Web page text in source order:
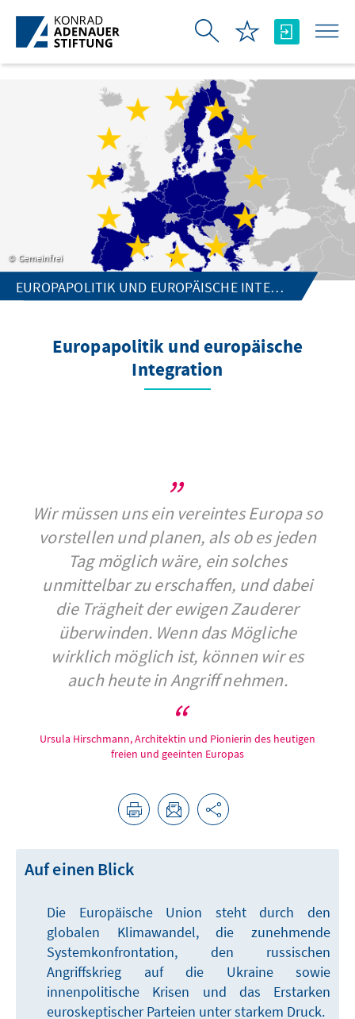
Skip to Main Content
Gemeinfrei
EUROPAPOLITIK UND EUROPÄISCHE INTEGRATION
Europapolitik und europäische
Integration
Wir müssen uns ein vereintes Europa so
vorstellen und planen, als ob es jeden
Tag möglich wäre, ein solches
unmittelbar zu erschaffen, und dabei
die Trägheit der ewigen Zauderer
überwinden. Wenn das Mögliche
wirklich möglich ist, können wir es
auch heute in Angriff nehmen.
Ursula Hirschmann, Architektin und Pionierin des heutigen
freien und geeinten Europas
Auf einen Blick
Die Europäische Union steht durch den
globalen Klimawandel, die zunehmende
Systemkonfrontation, den russischen
Angriffskrieg auf die Ukraine sowie
innenpolitische Krisen und das Erstarken
euroskeptischer Parteien unter starkem Druck.